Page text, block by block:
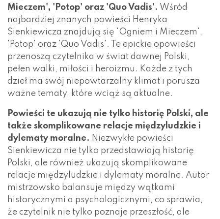
Mieczem', 'Potop' oraz 'Quo Vadis'. Wśród
najbardziej znanych powieści Henryka
Sienkiewicza znajdują się 'Ogniem i Mieczem',
'Potop' oraz 'Quo Vadis'. Te epickie opowieści
przenoszą czytelnika w świat dawnej Polski,
pełen walki, miłości i heroizmu. Każde z tych
dzieł ma swój niepowtarzalny klimat i porusza
ważne tematy, które wciąż są aktualne.
Powieści te ukazują nie tylko historię Polski, ale
także skomplikowane relacje międzyludzkie i
dylematy moralne. Niezwykłe powieści
Sienkiewicza nie tylko przedstawiają historię
Polski, ale również ukazują skomplikowane
relacje międzyludzkie i dylematy moralne. Autor
mistrzowsko balansuje między wątkami
historycznymi a psychologicznymi, co sprawia,
że czytelnik nie tylko poznaje przeszłość, ale